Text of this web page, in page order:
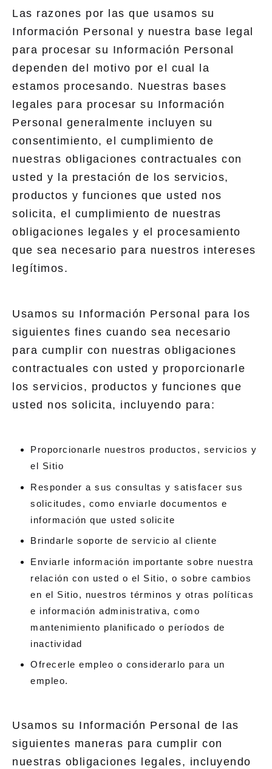
Las razones por las que usamos su
Información Personal y nuestra base legal
para procesar su Información Personal
dependen del motivo por el cual la
estamos procesando. Nuestras bases
legales para procesar su Información
Personal generalmente incluyen su
consentimiento, el cumplimiento de
nuestras obligaciones contractuales con
usted y la prestación de los servicios,
productos y funciones que usted nos
solicita, el cumplimiento de nuestras
obligaciones legales y el procesamiento
que sea necesario para nuestros intereses
legítimos.
Usamos su Información Personal para los
siguientes fines cuando sea necesario
para cumplir con nuestras obligaciones
contractuales con usted y proporcionarle
los servicios, productos y funciones que
usted nos solicita, incluyendo para:
Proporcionarle nuestros productos, servicios y
el Sitio
Responder a sus consultas y satisfacer sus
solicitudes, como enviarle documentos e
información que usted solicite
Brindarle soporte de servicio al cliente
Enviarle información importante sobre nuestra
relación con usted o el Sitio, o sobre cambios
en el Sitio, nuestros términos y otras políticas
e información administrativa, como
mantenimiento planificado o períodos de
inactividad
Ofrecerle empleo o considerarlo para un
empleo.
Usamos su Información Personal de las
siguientes maneras para cumplir con
nuestras obligaciones legales, incluyendo